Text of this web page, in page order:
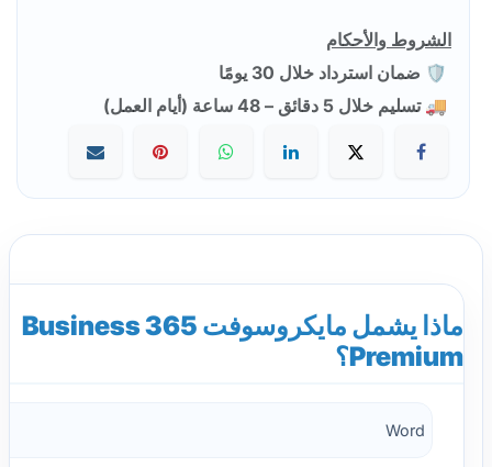
الشروط والأحكام
🛡️ ضمان استرداد خلال 30 يومًا
🚚 تسليم خلال 5 دقائق – 48 ساعة (أيام العمل)
ماذا يشمل مايكروسوفت 365 Business
Premium؟
Word